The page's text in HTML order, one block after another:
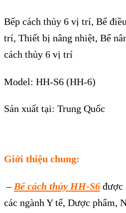
Bếp cách thủy 6 vị trí, Bể
trí, Thiết bị nâng nhiệt, Bể
cách thủy 6 vị trí
Model: HH-S6 (HH-6)
Sản xuất tại: Trung Quốc
Giới thiệu chung:
– Bể cách thủy HH-S6 được
các ngành Y tế, Dược phẩm,